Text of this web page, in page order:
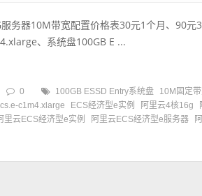
务器10M带宽配置价格表30元1个月、90元
、系统盘100GB E ...
0 100GB ESSD Entry系统盘 10M固定
c1m4.xlarge ECS经济型e实例 阿里云4核16g
里云ECS经济型e实例 阿里云ECS经济型e服务器